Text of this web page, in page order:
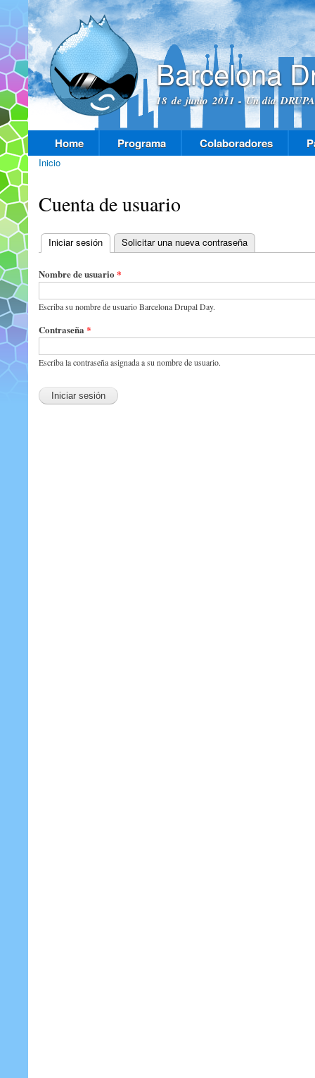
Barcelona
18 de junio 2011 - Un dia
Menú principal
Home Programa Colaboradores
Inicio
Cuenta de usuario
Solapas principales
Iniciar sesión (solapa activa)
Solicitar una nueva contraseña
Nombre de usuario *
Escriba su nombre de usuario Barcelona Drupal Day.
Contraseña *
Escriba la contraseña asignada a su nombre de usuario.